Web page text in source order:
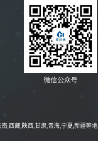
微信公众号
,西藏,陕西,甘肃,青海,宁夏,新疆等地